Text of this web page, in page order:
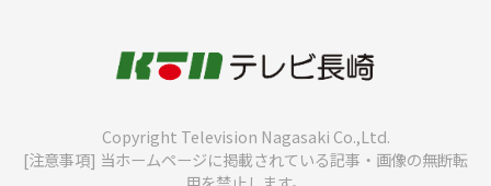
Copyright Television Nagasaki Co.,Ltd.
[注意事項] 当ホームページに掲載されている記事・画像の無断転